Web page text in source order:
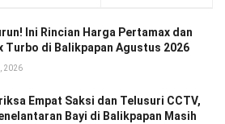
Ini Rincian Harga Pertamax dan
Turbo di Balikpapan Agustus 2026
2026
Empat Saksi dan Telusuri CCTV,
Bayi di Balikpapan Masih